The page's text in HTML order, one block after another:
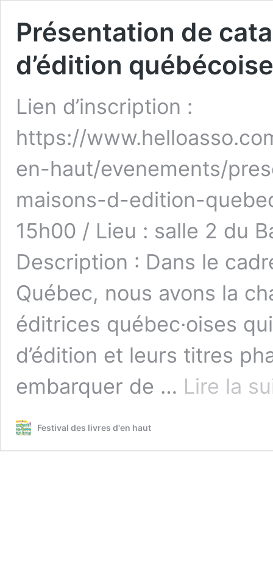
Présentation de
d’édition
Lien d’inscription :
https://
en-haut/evenements/
maisons-d-edition-
15h00 / Lieu : salle 2 du
Description : Dans le
Québec, nous avons la
éditrices québec·oises
d’édition et leurs titres
embarquer de … Lire la
Festival des livres d'en haut